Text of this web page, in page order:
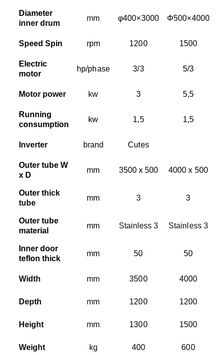
Diameter
inner drum
mm φ400×3000 Φ500×4000
Speed Spin rpm 1200 1500
Electric
motor
hp/phase 3/3 5/3
Motor power kw 3 5,5
Running
consumption
kw 1,5 1,5
Inverter brand Cutes
Outer tube W
x D
mm 3500 x 500 4000 x 500
Outer thick
tube
mm 3 3
Outer tube
material
mm Stainless 3 Stainless 3
Inner door
teflon thick
mm 50 50
Width mm 3500 4000
Depth mm 1200 1200
Height mm 1300 1500
Weight kg 400 600